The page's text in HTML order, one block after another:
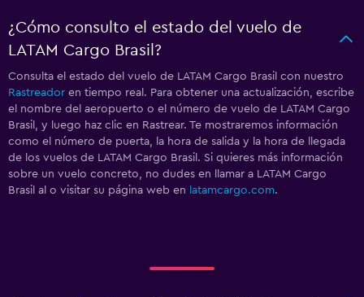
¿Cómo consulto el estado del vuelo de
LATAM Cargo Brasil?
Consulta el estado del vuelo de LATAM Cargo Brasil con nuestro
Rastreador en tiempo real. Para obtener una actualización, escribe
el nombre del aeropuerto o el número de vuelo de LATAM Cargo
Brasil, y luego haz clic en Rastrear. Te mostraremos información
como el número de puerta, la hora de salida y la hora de llegada
de los vuelos de LATAM Cargo Brasil. Si quieres más información
sobre un vuelo concreto, no dudes en llamar a LATAM Cargo
Brasil al o visitar su página web en latamcargo.com.